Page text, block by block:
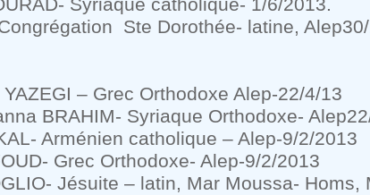
Syriaque catholique- 1/6/2013.
Ste Dorothée- latine,
– Grec Orthodoxe Alep-22/4/13
BRAHIM- Syriaque Orthodoxe-
Arménien catholique – Alep-9/2/2013
Grec Orthodoxe- Alep-9/2/2013
Jésuite – latin, Mar Moussa- Homs,